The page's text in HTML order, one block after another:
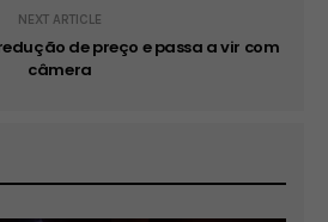
NEXT ARTICLE
de preço e passa a vir com
câmera